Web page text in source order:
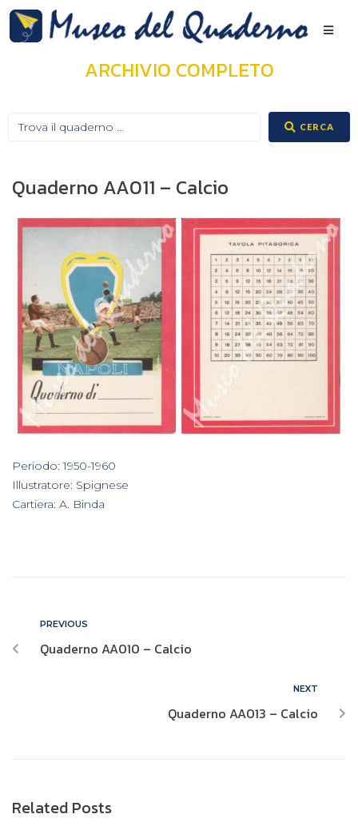
ARCHIVIO COMPLETO
CERCA
Quaderno AA011 – Calcio
Periodo: 1950-1960
Illustratore: Spignese
Cartiera: A. Binda
PREVIOUS
Quaderno AA010 – Calcio
NEXT
Quaderno AA013 – Calcio
Related Posts